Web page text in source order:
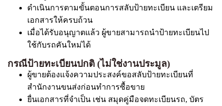
ดำเนินการตามขั้นตอนการสลับป้ายทะเบียน และเตรียม
เอกสารให้ครบถ้วน
เมื่อได้รับอนุญาตแล้ว ผู้ขายสามารถนำป้ายทะเบียนไป
ใช้กับรถคันใหม่ได้
กรณีป้ายทะเบียนปกติ (ไม่ใช่งานประมูล)
ผู้ขายต้องแจ้งความประสงค์ขอสลับป้ายทะเบียนที่
สำนักงานขนส่งก่อนทำการซื้อขาย
ยื่นเอกสารที่จำเป็น เช่น สมุดคู่มือจดทะเบียนรถ, บัตร